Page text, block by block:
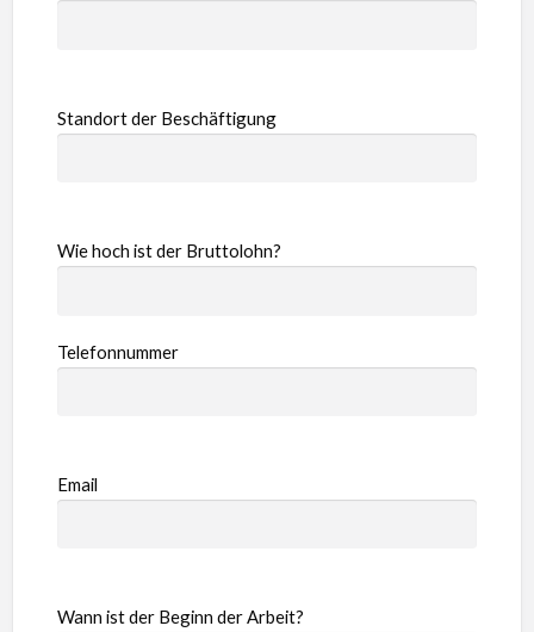
Standort der Beschäftigung
Wie hoch ist der Bruttolohn?
Telefonnummer
Email
Wann ist der Beginn der Arbeit?